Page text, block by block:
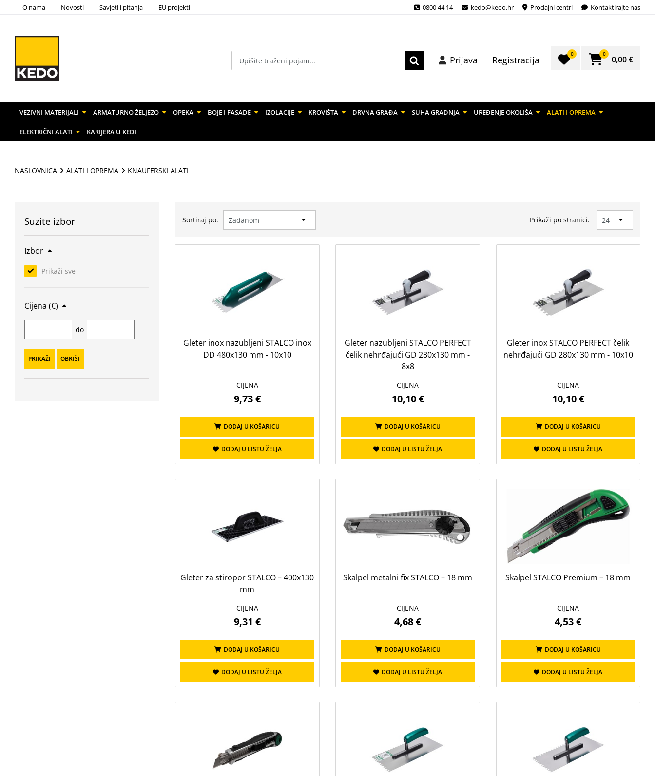
O nama Novosti Savjeti i pitanja EU projekti 0800 44 14 kedo@kedo.hr Prodajni centri Kontaktirajte nas
Prijava Registracija
0 0
0,00 €
VEZIVNI MATERIJALI ARMATURNO ŽELJEZO OPEKA BOJE I FASADE IZOLACIJE KROVIŠTA DRVNA GRAĐA SUHA GRADNJA UREĐENJE OKOLIŠA ALATI I OPREMA
ELEKTRIČNI ALATI KARIJERA U KEDI
NASLOVNICA ALATI I OPREMA KNAUFERSKI ALATI
Suzite izbor
Izbor
Prikaži sve
Cijena (€)
do
PRIKAŽI OBRIŠI
Sortiraj po: Prikaži po stranici:
Gleter inox nazubljeni STALCO inox
DD 480x130 mm - 10x10
CIJENA
9,73 €
DODAJ U KOŠARICU
DODAJ U LISTU ŽELJA
Gleter nazubljeni STALCO PERFECT
čelik nehrđajući GD 280x130 mm -
8x8
CIJENA
10,10 €
DODAJ U KOŠARICU
DODAJ U LISTU ŽELJA
Gleter inox STALCO PERFECT čelik
nehrđajući GD 280x130 mm - 10x10
CIJENA
10,10 €
DODAJ U KOŠARICU
DODAJ U LISTU ŽELJA
Gleter za stiropor STALCO – 400x130
mm
CIJENA
9,31 €
DODAJ U KOŠARICU
DODAJ U LISTU ŽELJA
Skalpel metalni fix STALCO – 18 mm
CIJENA
4,68 €
DODAJ U KOŠARICU
DODAJ U LISTU ŽELJA
Skalpel STALCO Premium – 18 mm
CIJENA
4,53 €
DODAJ U KOŠARICU
DODAJ U LISTU ŽELJA